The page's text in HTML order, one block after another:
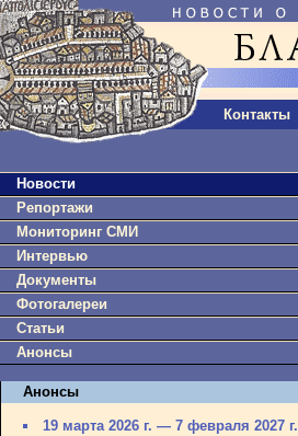
Контакты
Новости
Репортажи
Мониторинг СМИ
Интервью
Документы
Фотогалереи
Статьи
Анонсы
Анонсы
19 марта 2026 г. — 7 февраля 2027 г.